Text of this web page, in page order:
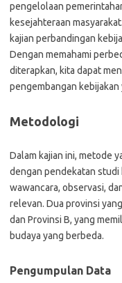
pengelolaan
kesejahteraan
kajian perbandingan
Dengan memahami
diterapkan, kita dapat
pengembangan kebijakan
Metodologi
Dalam kajian ini, metode
dengan pendekatan studi
wawancara, observasi,
relevan. Dua provinsi
dan Provinsi B, yang
budaya yang berbeda.
Pengumpulan Data